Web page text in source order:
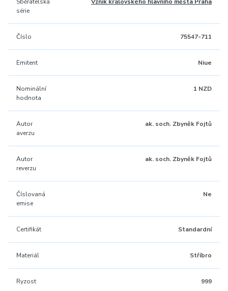
série
Číslo 75547-711
Emitent Niue
Nominální
hodnota
1 NZD
Autor
averzu
ak. soch. Zbyněk Fojtů
Autor
reverzu
ak. soch. Zbyněk Fojtů
Číslovaná
emise
Ne
Certifikát Standardní
Materiál Stříbro
Ryzost 999